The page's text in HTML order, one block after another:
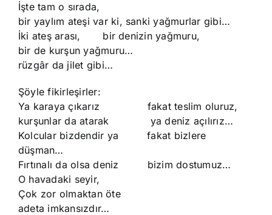
İşte tam o sırada,
bir yaylım ateşi var ki, sanki yağmurlar gibi…
İki ateş arası, bir denizin yağmuru,
bir de kurşun yağmuru…
rüzgâr da jilet gibi…
Şöyle fikirleşirler:
Ya karaya çıkarız fakat teslim oluruz,
kurşunlar da atarak ya deniz açılırız…
Kolcular bizdendir ya fakat bizlere
düşman…
Fırtınalı da olsa deniz bizim dostumuz…
O havadaki seyir,
Çok zor olmaktan öte
adeta imkansızdır…